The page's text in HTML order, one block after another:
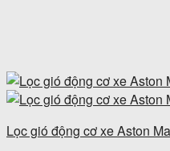
Lọc gió động cơ xe Aston